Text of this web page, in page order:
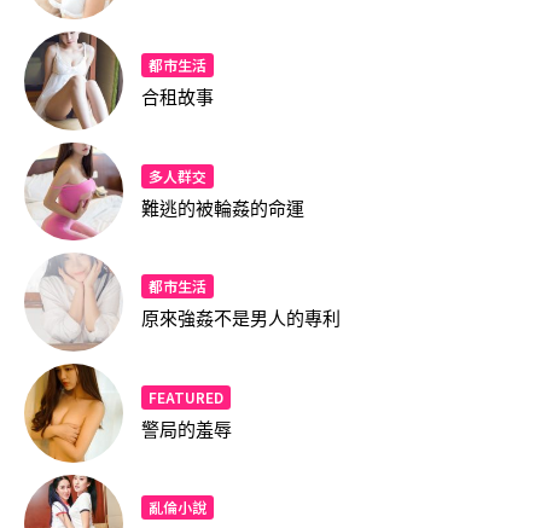
都市生活
合租故事
多人群交
難逃的被輪姦的命運
都市生活
原來強姦不是男人的專利
FEATURED
警局的羞辱
亂倫小說